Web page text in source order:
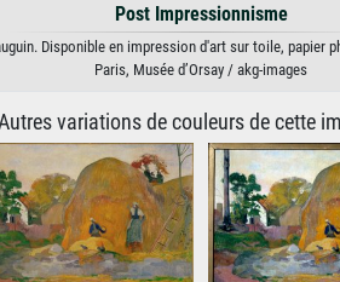
Post Impressionnisme
Disponible en impression d'art sur toile,
Paris, Musée d’Orsay / akg-images
variations de couleurs de cette